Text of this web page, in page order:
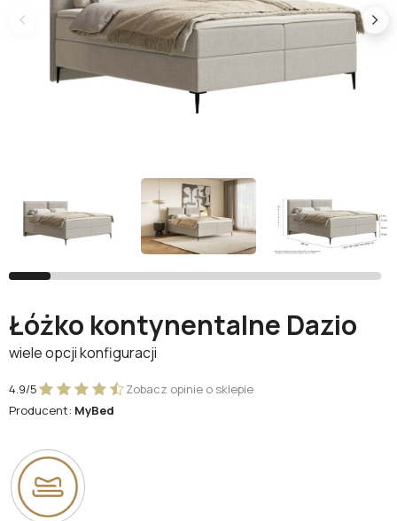
Zaloguj się
Facebook
Nie masz jeszcze konta?
Zarejestruj się
Łóżko kontynentalne Dazio
wiele opcji konfiguracji
4.9/5
Zobacz opinie o sklepie
Producent: MyBed